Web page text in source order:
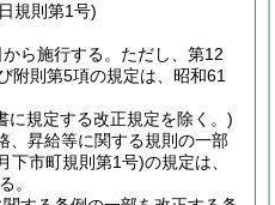
規則第1号)
ら施行する。 ただし、第12
附則第5項の規定は、昭和61
に規定する改正規定を除く。)
、昇給等に関する規則の一部
下市町規則第1号)の規定は、
。